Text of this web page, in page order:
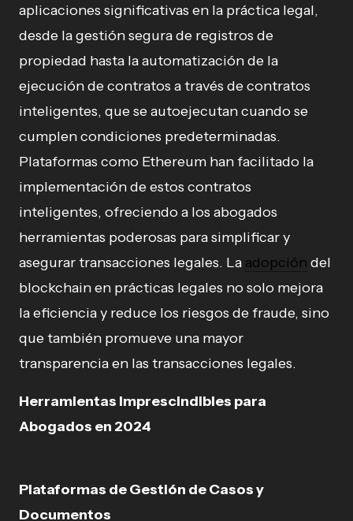
aplicaciones significativas en la práctica legal,
desde la gestión segura de registros de
propiedad hasta la automatización de la
ejecución de contratos a través de contratos
inteligentes, que se autoejecutan cuando se
cumplen condiciones predeterminadas.
Plataformas como Ethereum han facilitado la
implementación de estos contratos
inteligentes, ofreciendo a los abogados
herramientas poderosas para simplificar y
asegurar transacciones legales. La adopción del
blockchain en prácticas legales no solo mejora
la eficiencia y reduce los riesgos de fraude, sino
que también promueve una mayor
transparencia en las transacciones legales.
Herramientas Imprescindibles para
Abogados en 2024
Plataformas de Gestión de Casos y
Documentos